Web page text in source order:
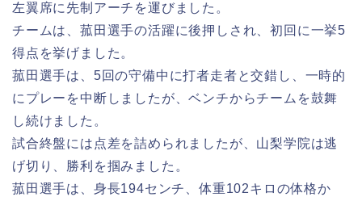
左翼席に先制アーチを運びました。
チームは、菰田選手の活躍に後押しされ、初回に一挙5
得点を挙げました。
菰田選手は、5回の守備中に打者走者と交錯し、一時的
にプレーを中断しましたが、ベンチからチームを鼓舞
し続けました。
試合終盤には点差を詰められましたが、山梨学院は逃
げ切り、勝利を掴みました。
菰田選手は、身長194センチ、体重102キロの体格か